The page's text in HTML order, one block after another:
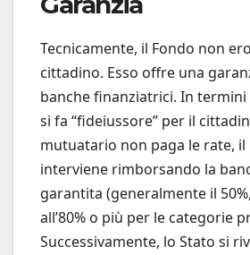
Tecnicamente, il Fondo non
cittadino. Esso offre una
banche finanziatrici. In termini
si fa “fideiussore” per il
mutuatario non paga le rate, il
interviene rimborsando la
garantita (generalmente il
all’80% o più per le categorie
Successivamente, lo Stato si